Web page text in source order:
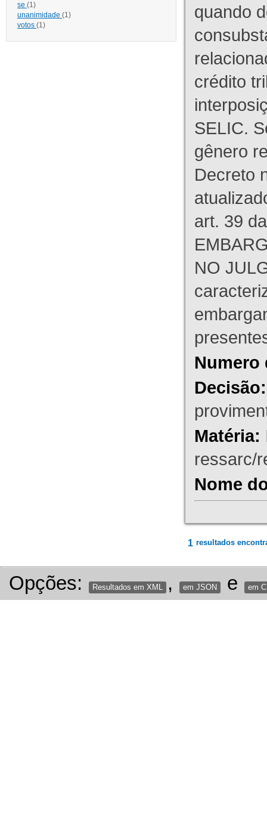
se (1)
unanimidade (1)
votos (1)
quando
crédito
SELIC.
gênero
Decreto
art. 39
NO
Numero
Decisão:
Matéria:
ressarc/
Nome
1 resultados
Opções: Resultados em XML , em JSON e em